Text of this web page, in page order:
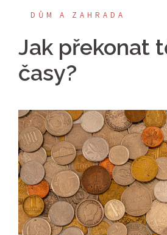
DŮM A ZAHRADA
Jak překonat
časy?